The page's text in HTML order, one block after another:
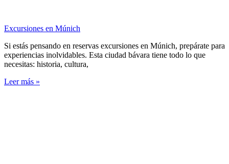
Excursiones en Múnich
Si estás pensando en reservas excursiones en Múnich, prepárate para
experiencias inolvidables. Esta ciudad bávara tiene todo lo que
necesitas: historia, cultura,
Leer más »